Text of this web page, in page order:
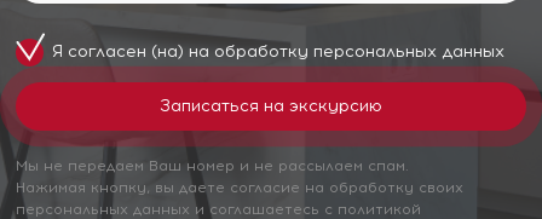
Я согласен (на) на обработку персональных данных
Мы не передаем Ваш номер и не рассылаем спам.
Нажимая кнопку, вы даете согласие на обработку своих
персональных данных и соглашаетесь с политикой